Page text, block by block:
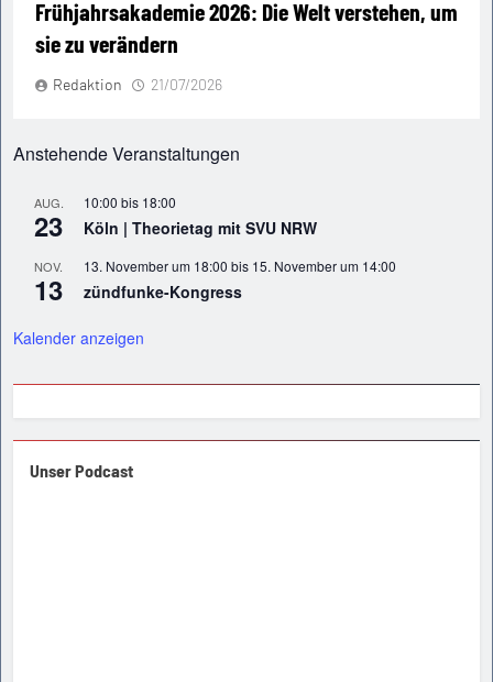
Frühjahrsakademie 2026: Die Welt verstehen, um
sie zu verändern
Redaktion 21/07/2026
Anstehende Veranstaltungen
AUG.
23
10:00 bis 18:00
Köln | Theorietag mit SVU NRW
NOV.
13
13. November um 18:00 bis 15. November um 14:00
zündfunke-Kongress
Kalender anzeigen
Unser Podcast